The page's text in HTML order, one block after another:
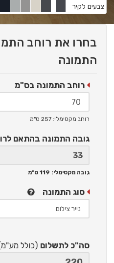
צבעים לקיר
בחרו את רוחב
התמונה
רוחב התמונה בס"מ
רוחב מקסימלי: 257 ס"מ
גובה התמונה בהתאם
גובה מקסימלי: 119 ס"מ
סוג התמונה
סה"כ לתשלום (כולל